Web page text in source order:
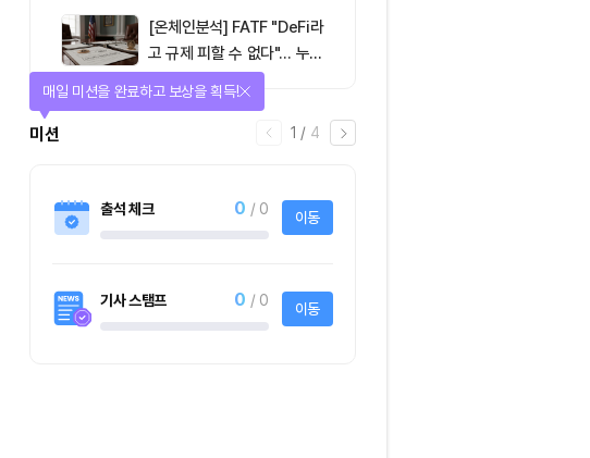
뿐”
[온체인분석] FATF "DeFi라
고 규제 피할 수 없다"… 누가
실제 통제하는지가 핵심
1 / 4
미션
매일 미션을 완료하고 보상을 획득!
출석 체크 0 / 0 이동
기사 스탬프 0 / 0 이동